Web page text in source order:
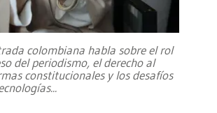
colombiana habla sobre el rol
del periodismo, el derecho al
constitucionales y los desafíos
...